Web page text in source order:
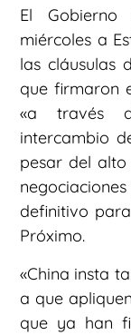
El
miércoles a
las cláusulas
que firmaron
«a través
intercambio
pesar del
definitivo
Próximo.
«China insta
a que
que ya han